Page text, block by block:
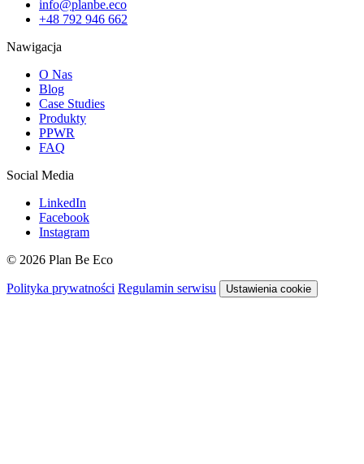
info@planbe.eco
+48 792 946 662
Nawigacja
O Nas
Blog
Case Studies
Produkty
PPWR
FAQ
Social Media
LinkedIn
Facebook
Instagram
© 2026 Plan Be Eco
Polityka prywatności Regulamin serwisu Ustawienia cookie